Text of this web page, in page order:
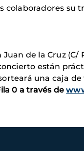
colaboradores su
de la Cruz (C/
están
una caja
0 a través de